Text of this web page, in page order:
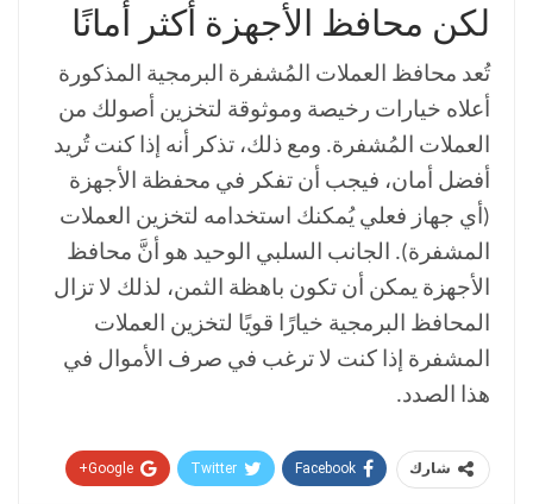
لكن محافظ الأجهزة أكثر أمانًا
تُعد محافظ العملات المُشفرة البرمجية المذكورة
أعلاه خيارات رخيصة وموثوقة لتخزين أصولك من
العملات المُشفرة. ومع ذلك، تذكر أنه إذا كنت تُريد
أفضل أمان، فيجب أن تفكر في محفظة الأجهزة
(أي جهاز فعلي يُمكنك استخدامه لتخزين العملات
المشفرة). الجانب السلبي الوحيد هو أنَّ محافظ
الأجهزة يمكن أن تكون باهظة الثمن، لذلك لا تزال
المحافظ البرمجية خيارًا قويًا لتخزين العملات
المشفرة إذا كنت لا ترغب في صرف الأموال في
هذا الصدد.
شارك Facebook
Twitter
Google+